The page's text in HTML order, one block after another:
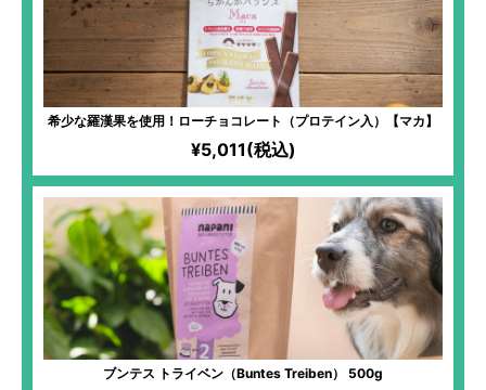
希少な羅漢果を使用！ローチョコレート（プロテイン入）【マカ】
¥5,011(税込)
ブンテス トライベン（Buntes Treiben） 500g